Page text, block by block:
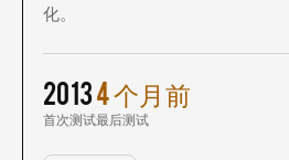
化。
2013
首次测试
4 个月前
最后测试